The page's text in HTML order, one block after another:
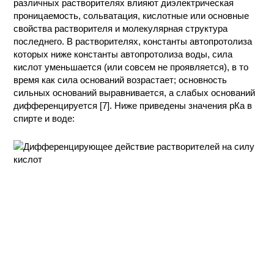
КОНТАКТЫ
различных растворителях влияют диэлектрическая
проницаемость, сольватация, кислотные или основные
свойства растворителя и молекулярная структура
последнего. В растворителях, константы автопротолиза
которых ниже константы автопротолиза воды, сила
кислот уменьшается (или совсем не проявляется), в то
время как сила оснований возрастает; основность
сильных оснований выравнивается, а слабых оснований
дифференцируется [7]. Ниже приведены значения рКа в
спирте и воде: